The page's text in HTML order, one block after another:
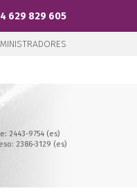
629 829 605
2443-9754 (es)
2386-3129 (es)